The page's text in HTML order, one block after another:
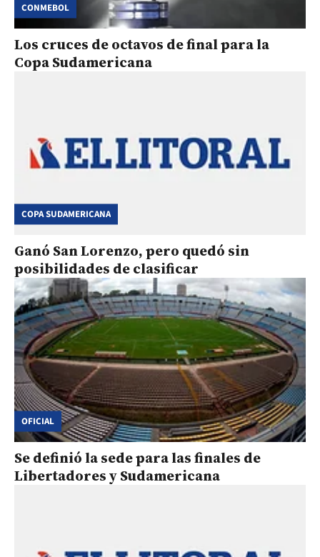
CONMEBOL
Los cruces de octavos de final para la
Copa Sudamericana
COPA SUDAMERICANA
Ganó San Lorenzo, pero quedó sin
posibilidades de clasificar
OFICIAL
Se definió la sede para las finales de
Libertadores y Sudamericana